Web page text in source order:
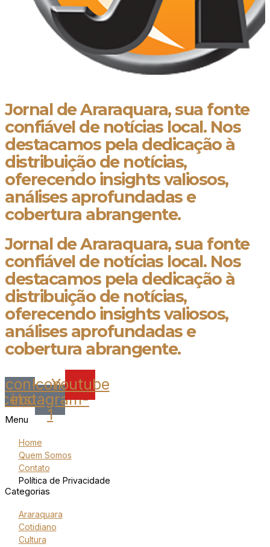
Jornal de Araraquara, sua fonte
confiável de notícias local. Nos
destacamos pela dedicação à
distribuição de notícias,
oferecendo insights valiosos,
análises aprofundadas e
cobertura abrangente.
Jornal de Araraquara, sua fonte
confiável de notícias local. Nos
destacamos pela dedicação à
distribuição de notícias,
oferecendo insights valiosos,
análises aprofundadas e
cobertura abrangente.
Icon-Icon-
instagram-
1
Youtube
Menu
Home
Quem Somos
Contato
Política de Privacidade
Categorias
Araraquara
Cotidiano
Cultura